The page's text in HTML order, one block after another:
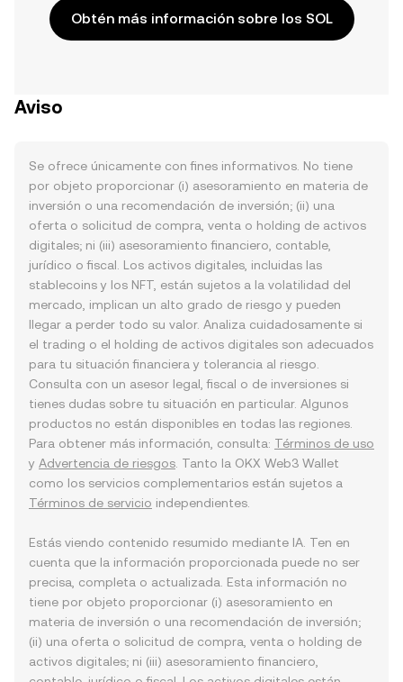
Obtén más información sobre los SOL
Aviso
Se ofrece únicamente con fines informativos. No tiene
por objeto proporcionar (i) asesoramiento en materia de
inversión o una recomendación de inversión; (ii) una
oferta o solicitud de compra, venta o holding de activos
digitales; ni (iii) asesoramiento financiero, contable,
jurídico o fiscal. Los activos digitales, incluidas las
stablecoins y los NFT, están sujetos a la volatilidad del
mercado, implican un alto grado de riesgo y pueden
llegar a perder todo su valor. Analiza cuidadosamente si
el trading o el holding de activos digitales son adecuados
para tu situación financiera y tolerancia al riesgo.
Consulta con un asesor legal, fiscal o de inversiones si
tienes dudas sobre tu situación en particular. Algunos
productos no están disponibles en todas las regiones.
Para obtener más información, consulta: Términos de uso
y Advertencia de riesgos . Tanto la OKX Web3 Wallet
como los servicios complementarios están sujetos a
Términos de servicio independientes.
Estás viendo contenido resumido mediante IA. Ten en
cuenta que la información proporcionada puede no ser
precisa, completa o actualizada. Esta información no
tiene por objeto proporcionar (i) asesoramiento en
materia de inversión o una recomendación de inversión;
(ii) una oferta o solicitud de compra, venta o holding de
activos digitales; ni (iii) asesoramiento financiero,